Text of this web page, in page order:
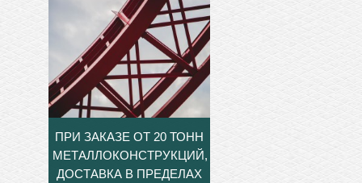
ПРИ ЗАКАЗЕ ОТ 20 ТОНН
МЕТАЛЛОКОНСТРУКЦИЙ,
ДОСТАВКА В ПРЕДЕЛАХ